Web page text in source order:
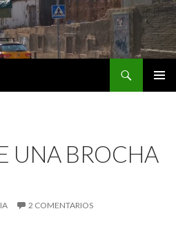
UNA BROCHA
2 COMENTARIOS